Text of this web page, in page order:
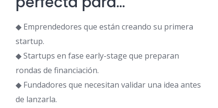
◆ Emprendedores que están creando su primera
startup.
◆ Startups en fase early-stage que preparan
rondas de financiación.
◆ Fundadores que necesitan validar una idea antes
de lanzarla.